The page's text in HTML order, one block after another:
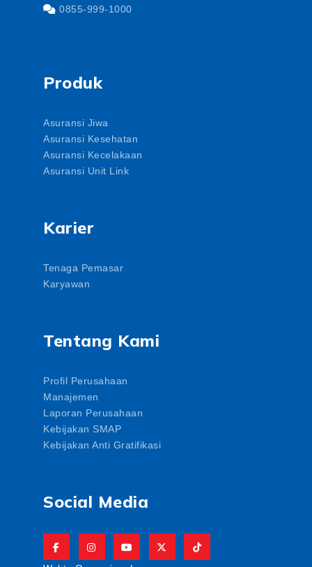
0855-999-1000
Produk
Asuransi Jiwa
Asuransi Kesehatan
Asuransi Kecelakaan
Asuransi Unit Link
Karier
Tenaga Pemasar
Karyawan
Tentang Kami
Profil Perusahaan
Manajemen
Laporan Perusahaan
Kebijakan SMAP
Kebijakan Anti Gratifikasi
Social Media